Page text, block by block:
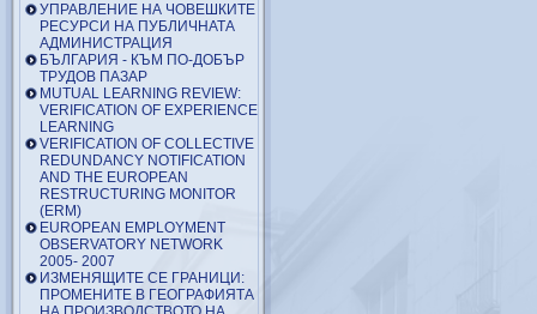
УПРАВЛЕНИЕ НА ЧОВЕШКИТЕ
РЕСУРСИ НА ПУБЛИЧНАТА
АДМИНИСТРАЦИЯ
БЪЛГАРИЯ - КЪМ ПО-ДОБЪР
ТРУДОВ ПАЗАР
MUTUAL LEARNING REVIEW:
VERIFICATION OF EXPERIENCE
LEARNING
VERIFICATION OF COLLECTIVE
REDUNDANCY NOTIFICATION
AND THE EUROPEAN
RESTRUCTURING MONITOR
(ERM)
EUROPEAN EMPLOYMENT
OBSERVATORY NETWORK
2005- 2007
ИЗМЕНЯЩИТЕ СЕ ГРАНИЦИ:
ПРОМЕНИТЕ В ГЕОГРАФИЯТА